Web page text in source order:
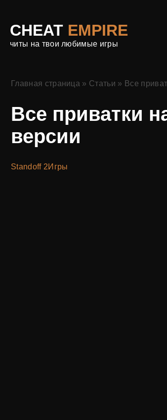
CHEAT EMPIRE
читы на твои любимые игры
Главная страница » Статьи » Все
Все приватки
версии
Standoff 2Игры